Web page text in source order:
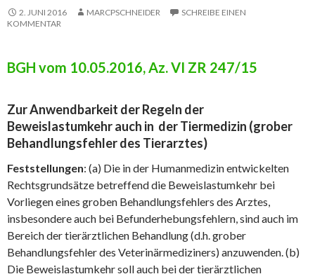
2. JUNI 2016 MARCPSCHNEIDER
SCHREIBE EINEN
KOMMENTAR
BGH vom 10.05.2016, Az. VI ZR 247/15
Zur Anwendbarkeit der Regeln der
Beweislastumkehr auch in der Tiermedizin (grober
Behandlungsfehler des Tierarztes)
Feststellungen: (a) Die in der Humanmedizin entwickelten
Rechtsgrundsätze betreffend die Beweislastumkehr bei
Vorliegen eines groben Behandlungsfehlers des Arztes,
insbesondere auch bei Befunderhebungsfehlern, sind auch im
Bereich der tierärztlichen Behandlung (d.h. grober
Behandlungsfehler des Veterinärmediziners) anzuwenden. (b)
Die Beweislastumkehr soll auch bei der tierärztlichen